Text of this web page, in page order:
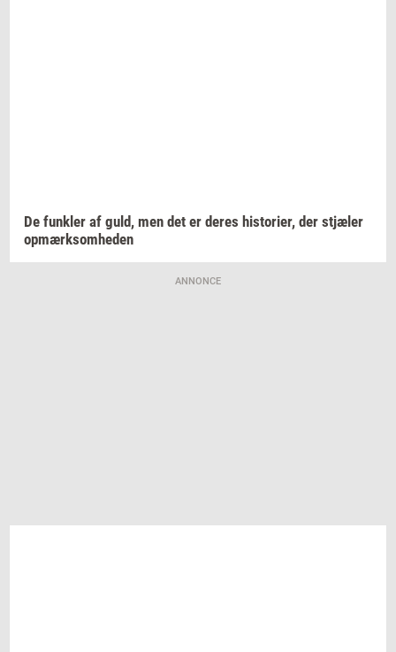
De funk­ler af guld, men det er deres hi­sto­ri­er, der stjæ­ler
op­mærk­som­he­den
ANNONCE